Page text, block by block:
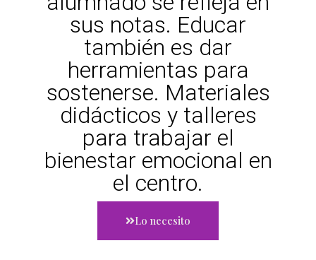
sus notas. Educar
también es dar
herramientas para
sostenerse. Materiales
didácticos y talleres
para trabajar el
bienestar emocional en
el centro.
Lo necesito